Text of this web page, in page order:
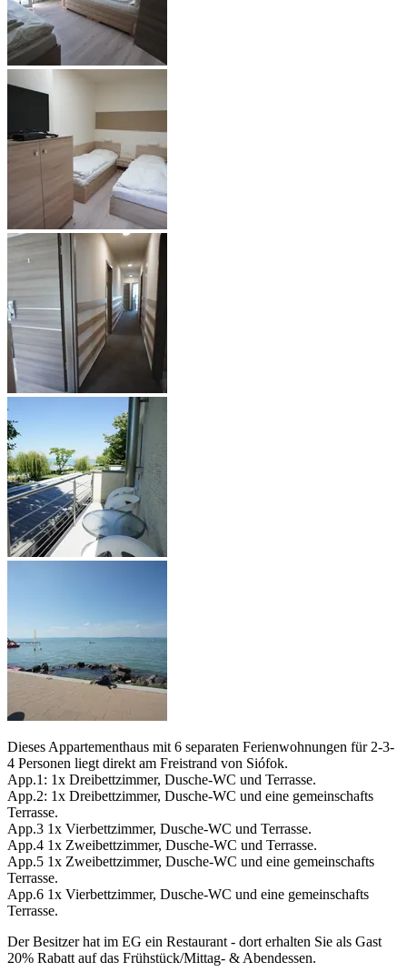
Dieses Appartementhaus mit 6 separaten Ferienwohnungen für 2-3-
4 Personen liegt direkt am Freistrand von Siófok.
App.1: 1x Dreibettzimmer, Dusche-WC und Terrasse.
App.2: 1x Dreibettzimmer, Dusche-WC und eine gemeinschafts
Terrasse.
App.3 1x Vierbettzimmer, Dusche-WC und Terrasse.
App.4 1x Zweibettzimmer, Dusche-WC und Terrasse.
App.5 1x Zweibettzimmer, Dusche-WC und eine gemeinschafts
Terrasse.
App.6 1x Vierbettzimmer, Dusche-WC und eine gemeinschafts
Terrasse.
Der Besitzer hat im EG ein Restaurant - dort erhalten Sie als Gast
20% Rabatt auf das Frühstück/Mittag- & Abendessen.